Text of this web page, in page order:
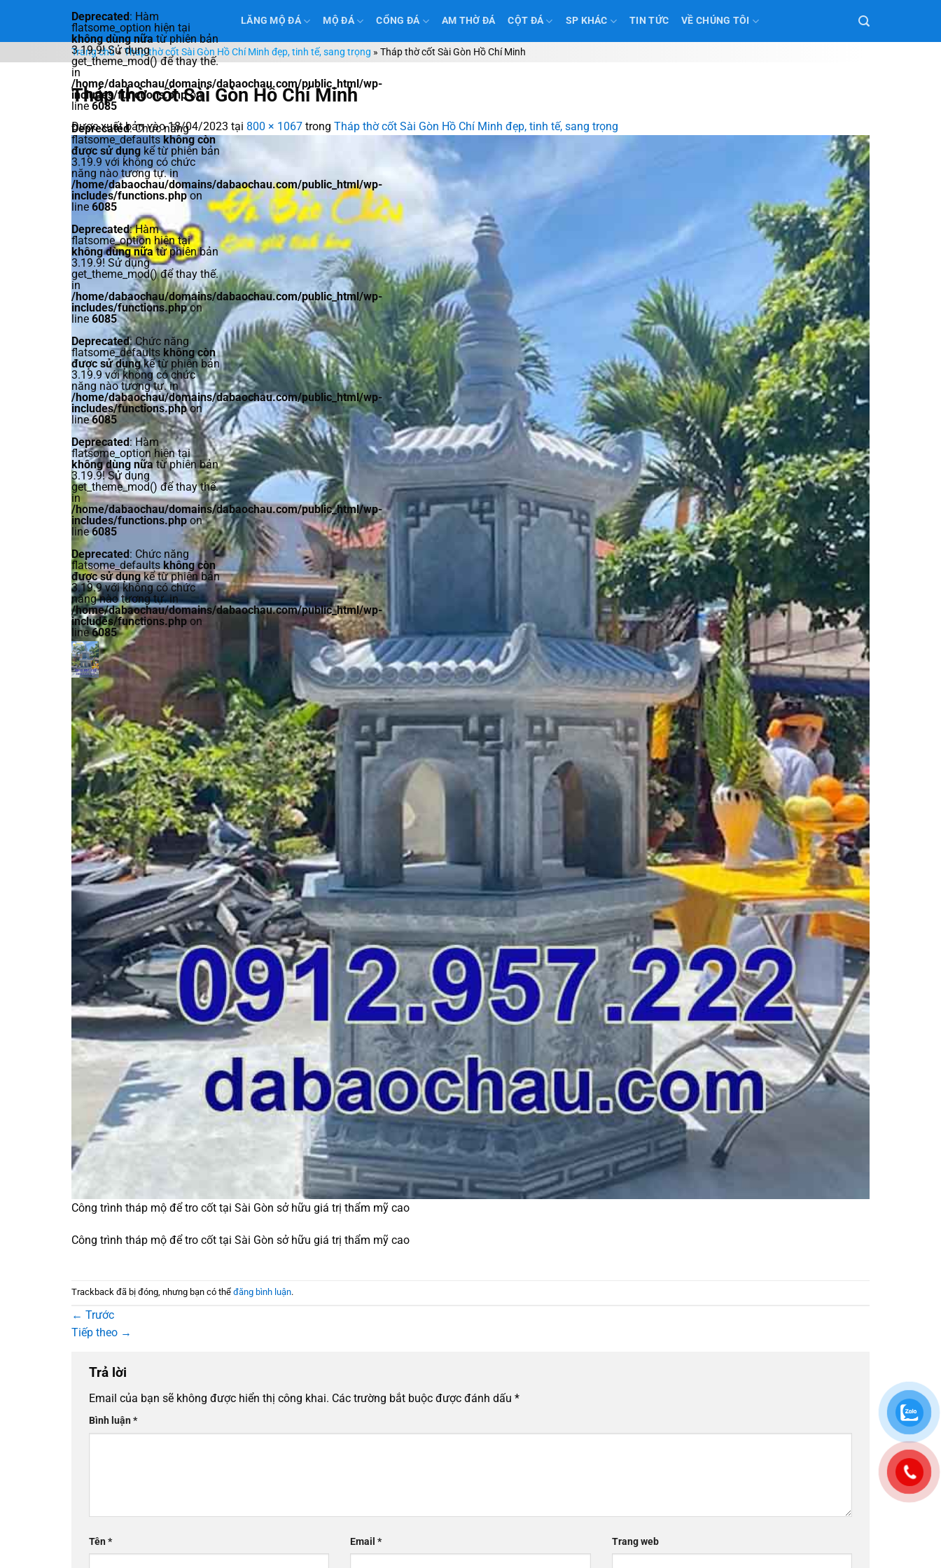
nội
dung
Deprecated: Hàm
flatsome_option hiện tại
không dùng nữatừ phiên bản
3.19.9! Sử dụng
get_theme_mod() để thay thế.
in
/home/dabaochau/domains/dabaochau.com/public_html/wp-
includes/functions.phpon
line6085
Deprecated: Chức năng
flatsome_defaultskhông còn
được sử dụng kể từ phiên bản
3.19.9 với không có chức
năng nào tương tự. in
/home/dabaochau/domains/dabaochau.com/public_html/wp-
includes/functions.phpon
line 6085
Deprecated: Hàm
flatsome_option hiện tại
không dùng nữatừ phiên bản
3.19.9! Sử dụng
get_theme_mod() để thay thế.
in
/home/dabaochau/domains/dabaochau.com/public_html/wp-
includes/functions.phpon
line 6085
Deprecated: Chức năng
flatsome_defaults không còn
được sử dụngkể từ phiên bản
3.19.9 với không có chức
năng nào tương tự. in
/home/dabaochau/domains/dabaochau.com/public_html/wp-
includes/functions.phpon
line6085
Deprecated: Hàm
flatsome_option hiện tại
không dùng nữatừ phiên bản
3.19.9! Sử dụng
get_theme_mod() để thay thế.
in
/home/dabaochau/domains/dabaochau.com/public_html/wp-
includes/functions.php on
line6085
Deprecated: Chức năng
flatsome_defaults không còn
được sử dụngkể từ phiên bản
3.19.9 với không có chức
năng nào tương tự. in
/home/dabaochau/domains/dabaochau.com/public_html/wp-
includes/functions.php on
line6085
LĂNG MỘ ĐÁ MỘ ĐÁ CỔNG ĐÁ AM THỜ ĐÁ CỘT ĐÁ SP KHÁC TIN TỨC VỀ CHÚNG TÔI
Trang chủ»Tháp thờ cốt Sài Gòn Hồ Chí Minh đẹp, tinh tế, sang trọng » Tháp thờ cốt Sài Gòn Hồ Chí Minh
Tháp thờ cốt Sài Gòn Hồ Chí Minh
Được xuất bản vào18/04/2023 tại 800 × 1067 trong Tháp thờ cốt Sài Gòn Hồ Chí Minh đẹp, tinh tế, sang trọng
Công trình tháp mộ để tro cốt tại Sài Gòn sở hữu giá trị thẩm mỹ cao
Công trình tháp mộ để tro cốt tại Sài Gòn sở hữu giá trị thẩm mỹ cao
Trackback đã bị đóng, nhưng bạn có thể đăng bình luận.
← Trước
Tiếp theo →
Trả lời
Email của bạn sẽ không được hiển thị công khai. Các trường bắt buộc được đánh dấu *
Bình luận*
Tên* Email* Trang web